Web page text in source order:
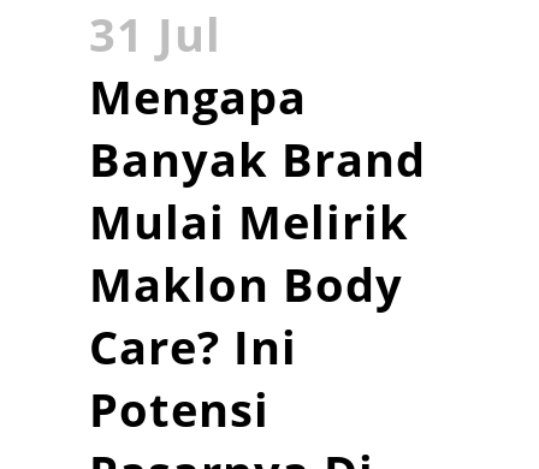
31 Jul
Mengapa
Banyak Brand
Mulai Melirik
Maklon Body
Care? Ini
Potensi